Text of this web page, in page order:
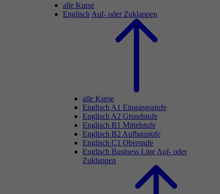
alle Kurse
Englisch Auf- oder Zuklappen
alle Kurse
Englisch A1 Eingangsstufe
Englisch A2 Grundstufe
Englisch B1 Mittelstufe
Englisch B2 Aufbaustufe
Englisch C1 Oberstufe
Englisch Business Line Auf- oder
Zuklappen